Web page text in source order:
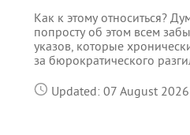
Как к этому относиться?
попросту об этом всем
указов, которые
за бюрократического
Updated: 07 August 2026